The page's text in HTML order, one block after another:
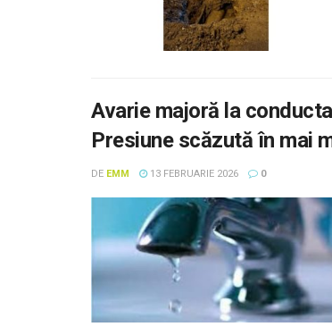
Avarie majoră la
Presiune scăzută în mai
DE EMM 13 FEBRUARIE 2026 0